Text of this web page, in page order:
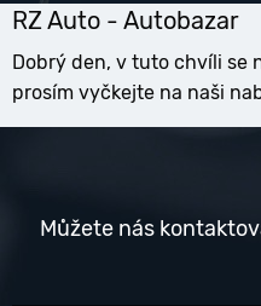
RZ Auto - Autobazar
Dobrý den, v tuto chvíli se
prosím vyčkejte na naši
Můžete nás